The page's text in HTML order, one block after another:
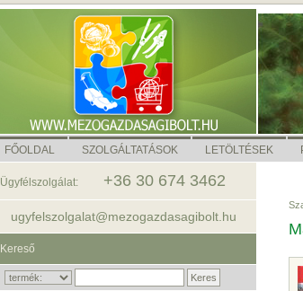
FŐOLDAL SZOLGÁLTATÁSOK LETÖLTÉSEK
Ügyfélszolgálat: +36 30 674 3462
ugyfelszolgalat@mezogazdasagibolt.hu
Kereső